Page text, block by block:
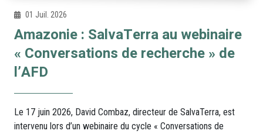
01 Juil. 2026
Amazonie : SalvaTerra au webinaire
« Conversations de recherche » de
l’AFD
Le 17 juin 2026, David Combaz, directeur de SalvaTerra, est
intervenu lors d’un webinaire du cycle « Conversations de